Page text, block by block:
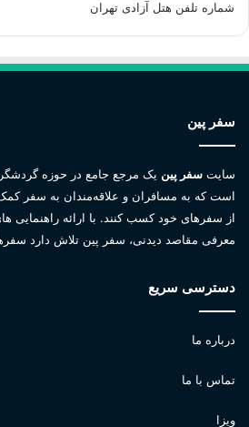
شماره تلفن هتل آزادی تهران
سفر پین
سایت سفر پین یک مرجع جامع در حوزه
است که به مسافران و علاقه‌مندان به سفر کمک
از سفرهای خود کسب کنند. با ارائه راهنمایی
معرفی مقاصد دیدنی، سفر پین تلاش دارد
دسترسی سریع
درباره ما
تماس با ما
ویزا